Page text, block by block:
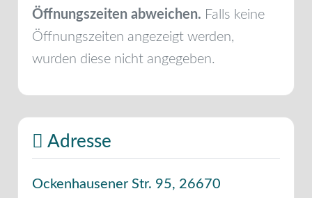
Öffnungszeiten abweichen. Falls keine
Öffnungszeiten angezeigt werden,
wurden diese nicht angegeben.
Adresse
Ockenhausener Str. 95, 26670